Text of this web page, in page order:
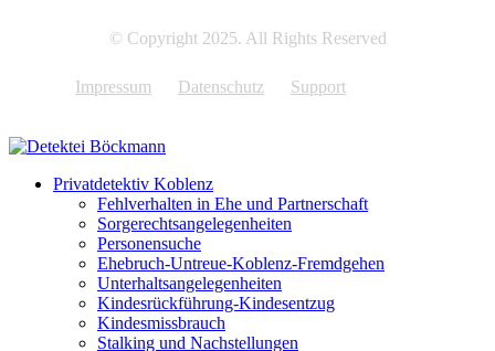
© Copyright 2025. All Rights Reserved
Impressum Datenschutz Support
Privatdetektiv Koblenz
Fehlverhalten in Ehe und Partnerschaft
Sorgerechtsangelegenheiten
Personensuche
Ehebruch-Untreue-Koblenz-Fremdgehen
Unterhaltsangelegenheiten
Kindesrückführung-Kindesentzug
Kindesmissbrauch
Stalking und Nachstellungen